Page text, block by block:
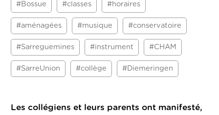
#Bossue #classes #horaires
#aménagées #musique #conservatoire
#Sarreguemines #instrument #CHAM
#SarreUnion #collège #Diemeringen
Les collégiens et leurs parents ont manifesté,